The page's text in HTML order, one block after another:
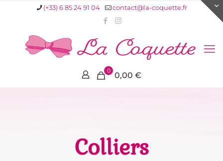
(+33) 6 85 24 91 04 contact@la-coquette.fr
0 0,00 €
Colliers